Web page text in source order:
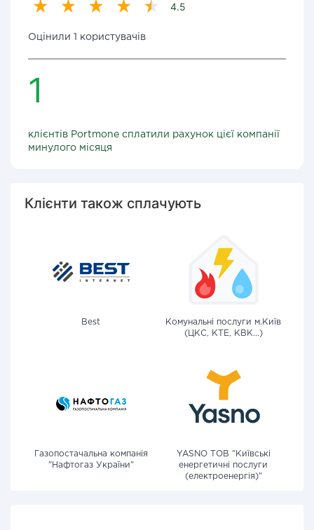
4.5
Оцінили 1 користувачів
1
клієнтів Portmone сплатили рахунок цієї компанії
минулого місяця
Клієнти також сплачують
Best
Комунальні послуги м.Київ
(ЦКС, КТЕ, КВК...)
Газопостачальна компанія
"Нафтогаз України"
YASNO ТОВ "Київські
енергетичні послуги
(електроенергія)"